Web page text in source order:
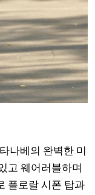
나베의 완벽한 미
고 웨어러블하며
플로랄 시폰 탑과